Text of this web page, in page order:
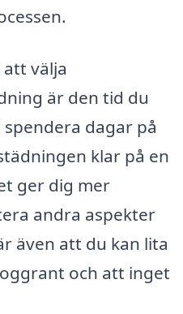
välja
är den tid du
dagar på
klar på en
ger dig mer
andra aspekter
även att du kan lita
och att inget